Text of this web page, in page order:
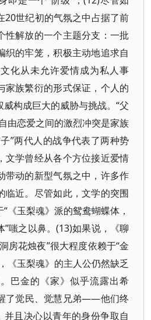
20世纪初的气氛之中占据了前
性解放的一个主题分支：一批
织的牢笼，积极主动地追求自
化从未允许爱情成为私人事
家族繁衍的形式保证，个人的
构成巨大的威胁与挑战。“父
由恋爱之间的激烈冲突是家族
”两代人的战争代表了两种势
文学曾经从各个方位接近爱情
带动的新型气氛之中，许多作
临近。尽管如此，文学的突围
《玉梨魂》派的鸳鸯蝴蝶体，
”嗤之以鼻。(13)如果说，《聊
房花烛夜”很大程度依赖于“金
《玉梨魂》的主人公仍然缺乏
巴金的《家》似乎流露出希
了觉民、觉慧兄弟——他们终
并且决心以青年的身份争取自